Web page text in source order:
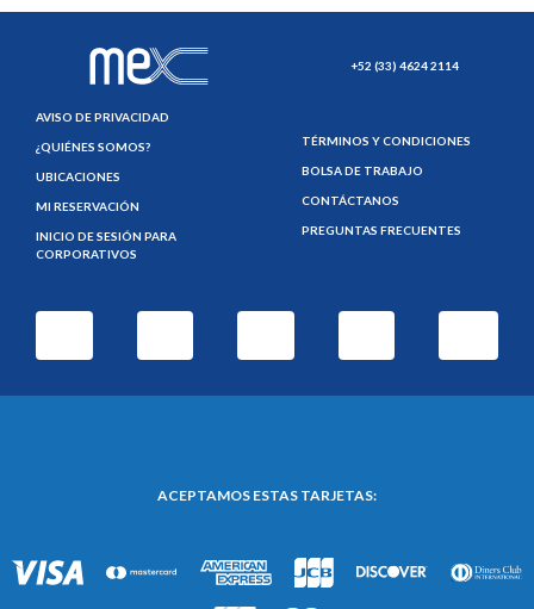
+52 (33) 4624 2114
AVISO DE PRIVACIDAD
¿QUIÉNES SOMOS?
UBICACIONES
MI RESERVACIÓN
INICIO DE SESIÓN PARA
CORPORATIVOS
TÉRMINOS Y CONDICIONES
BOLSA DE TRABAJO
CONTÁCTANOS
PREGUNTAS FRECUENTES
ACEPTAMOS ESTAS TARJETAS: